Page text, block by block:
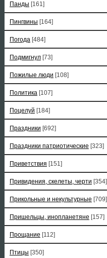
Панды [161]
Пингвины [164]
Погода [484]
Подмигнул [73]
Пожилые люди [108]
Политика [107]
Поцелуй [184]
Праздники [692]
Праздники патриотические [323]
Приветствия [151]
Привидения, скелеты, черти [354]
Прикольные и некультурные [709]
Пришельцы, инопланетяне [157]
Прощание [112]
Птицы [350]